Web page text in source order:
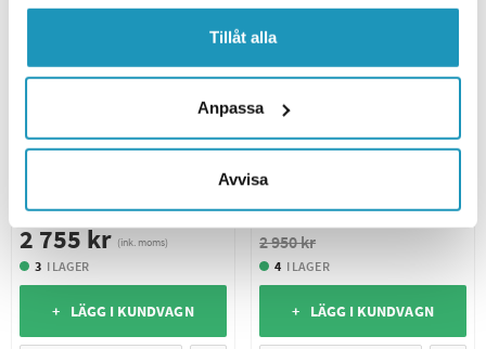
Tillåt alla
Anpassa
Avvisa
2 755 kr (ink. moms)
3 I LAGER
+ LÄGG I KUNDVAGN
POWERMADD
Powermadd Cobra Vindruta
Quick Release
2 508 kr
2 950 kr
4 I LAGER
+ LÄGG I KUNDVAGN